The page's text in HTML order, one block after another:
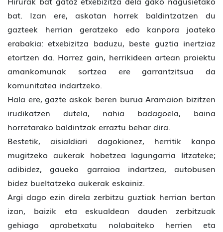
bat. Izan ere, askotan horrek baldintzatzen du
gazteek herrian geratzeko edo kanpora joateko
erabakia: etxebizitza baduzu, beste guztia inertziaz
etortzen da. Horrez gain, herrikideen artean proiektu
amankomunak sortzea ere garrantzitsua da
komunitatea indartzeko.
Hala ere, gazte askok beren burua Aramaion bizitzen
irudikatzen dutela, nahia badagoela, baina
horretarako baldintzak erraztu behar dira.
Bestetik, aisialdiari dagokionez, herritik kanpo
mugitzeko aukerak hobetzea lagungarria litzateke;
adibidez, gaueko garraioa indartzea, autobusen
bidez bueltatzeko aukerak eskainiz.
Argi dago ezin direla zerbitzu guztiak herrian bertan
izan, baizik eta eskualdean dauden zerbitzuak
gehiago aprobetxatu nolabaiteko herrien eta